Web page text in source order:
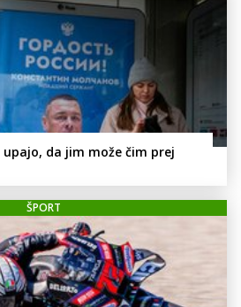
upajo, da jim može čim prej
ŠPORT